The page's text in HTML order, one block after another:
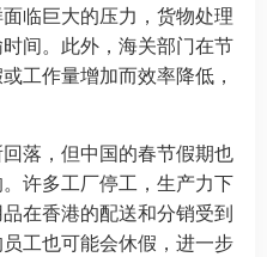
临巨大的压力，货物处理
间。此外，海关部门在节
工作量增加而效率降低，
落，但中国的春节假期也
许多工厂停工，生产力下
在香港的配送和分销受到
工也可能会休假，进一步